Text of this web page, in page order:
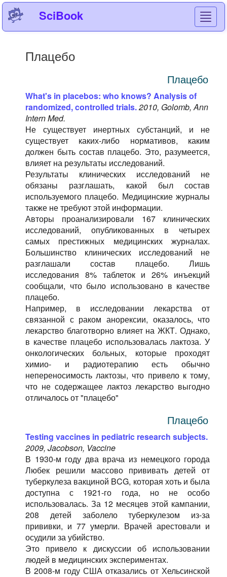
SciBook
Плацебо
Плацебо
What's in placebos: who knows? Analysis of
randomized, controlled trials.2010, Golomb, Ann
Intern Med.
Не существует инертных субстанций, и не
существует каких-либо нормативов, каким
должен быть состав плацебо. Это, разумеется,
влияет на результаты исследований.
Результаты клинических исследований не
обязаны разглашать, какой был состав
используемого плацебо. Медицинские журналы
также не требуют этой информации.
Авторы проанализировали 167 клинических
исследований, опубликованных в четырех
самых престижных медицинских журналах.
Большинство клинических исследований не
разглашали состав плацебо. Лишь
исследования 8% таблеток и 26% инъекций
сообщали, что было использовано в качестве
плацебо.
Например, в исследовании лекарства от
связанной с раком анорексии, оказалось, что
лекарство благотворно влияет на ЖКТ. Однако,
в качестве плацебо использовалась лактоза. У
онкологических больных, которые проходят
химио- и радиотерапию есть обычно
непереносимость лактозы, что привело к тому,
что не содержащее лактоз лекарство выгодно
отличалось от "плацебо"
Плацебо
Testing vaccines in pediatric research subjects.
2009, Jacobson, Vaccine
В 1930-м году два врача из немецкого города
Любек решили массово прививать детей от
туберкулеза вакциной BCG, которая хоть и была
доступна с 1921-го года, но не особо
использовалась. За 12 месяцев этой кампании,
208 детей заболело туберкулезом из-за
прививки, и 77 умерли. Врачей арестовали и
осудили за убийство.
Это привело к дискуссии об использовании
людей в медицинских экспериментах.
В 2008-м году США отказались от Хельсинской